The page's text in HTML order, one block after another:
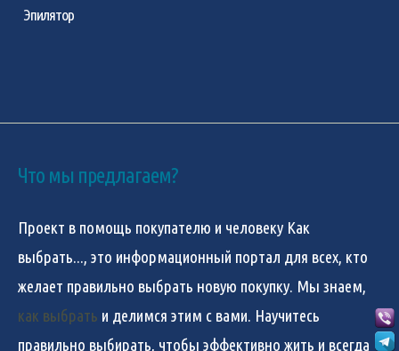
Эпилятор
Что мы предлагаем?
Проект в помощь покупателю и человеку Как
выбрать..., это информационный портал для всех, кто
желает правильно выбрать новую покупку. Мы знаем,
как выбрать и делимся этим с вами. Научитесь
правильно выбирать, чтобы эффективно жить и всегда